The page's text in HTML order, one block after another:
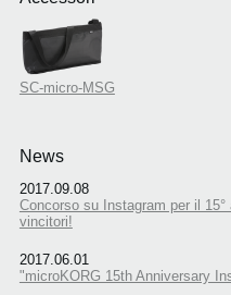
SC-micro-MSG
News
2017.09.08
Concorso su Instagram per il
vincitori!
2017.06.01
"microKORG 15th Anniversary